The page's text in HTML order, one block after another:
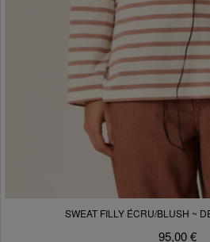
SWEAT FILLY ÉCRU/BLUSH ~
95,00 €